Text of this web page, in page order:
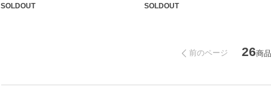
SOLDOUT SOLDOUT
前のページ 26商